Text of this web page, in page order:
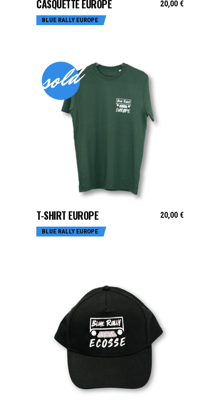
CASQUETTE EUROPE 20,00 €
BLUE RALLY EUROPE
sold
CHOIX DES OPTIONS
T-SHIRT EUROPE 20,00 €
BLUE RALLY EUROPE